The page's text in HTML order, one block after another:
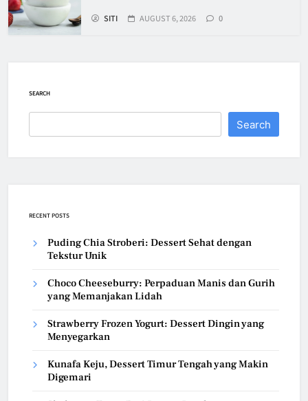
SITI AUGUST 6, 2026 0
SEARCH
Search
RECENT POSTS
Puding Chia Stroberi: Dessert Sehat dengan
Tekstur Unik
Choco Cheeseburry: Perpaduan Manis dan Gurih
yang Memanjakan Lidah
Strawberry Frozen Yogurt: Dessert Dingin yang
Menyegarkan
Kunafa Keju, Dessert Timur Tengah yang Makin
Digemari